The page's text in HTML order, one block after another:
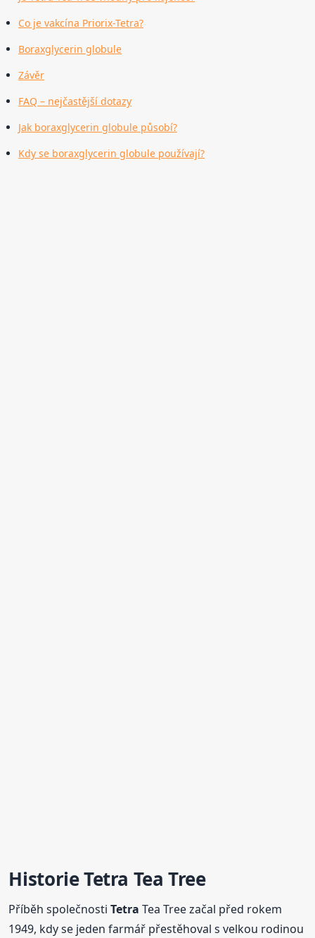
Co je vakcína Priorix-Tetra?
Boraxglycerin globule
Závěr
FAQ – nejčastější dotazy
Jak boraxglycerin globule působí?
Kdy se boraxglycerin globule používají?
HistorieTetra Tea Tree
Příběh společnostiTetra Tea Tree začal před rokem
1949, kdy se jeden farmář přestěhoval s velkou rodinou